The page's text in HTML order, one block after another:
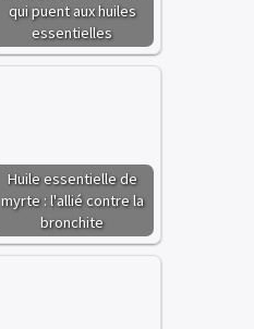
qui puent aux huiles
essentielles
Huile essentielle de
myrte : l'allié contre la
bronchite